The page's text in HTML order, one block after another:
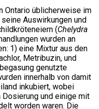
Ontario üblicherweise im
Auswirkungen und
(Chelydra
wurden an
1) eine Mixtur aus den
Metribuzin, und
genutzte
innerhalb von damit
inkubiert, wobei
und einige mit
worden waren. Die